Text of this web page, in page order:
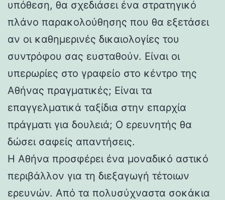
υπόθεση, θα σχεδιάσει ένα στρατηγικό
πλάνο παρακολούθησης που θα εξετάσει
αν οι καθημερινές δικαιολογίες του
συντρόφου σας ευσταθούν. Είναι οι
υπερωρίες στο γραφείο στο κέντρο της
Αθήνας πραγματικές; Είναι τα
επαγγελματικά ταξίδια στην επαρχία
πράγματι για δουλειά; Ο ερευνητής θα
δώσει σαφείς απαντήσεις.
Η Αθήνα προσφέρει ένα μοναδικό αστικό
περιβάλλον για τη διεξαγωγή τέτοιων
ερευνών. Από τα πολυσύχναστα σοκάκια